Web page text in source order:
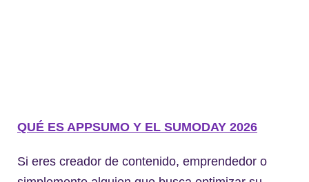
QUÉ ES APPSUMO Y EL SUMODAY 2026
Si eres creador de contenido, emprendedor o